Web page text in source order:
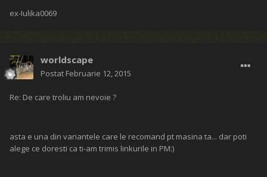
ex-Iulika0069
worldscape
Postat Februarie 12, 2015
Re: De care troliu am nevoie ?
asta e una din variantele care le recomand pt masina ta... dar poti
alege ce doresti ca ti-am trimis linkurile in PM:)